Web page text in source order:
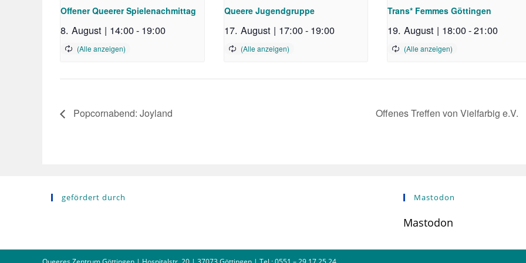
Offener Queerer Spielenachmittag
8. August | 14:00- 19:00
Queere Jugendgruppe
17. August | 17:00- 19:00
Trans* Femmes Göttingen
19. August | 18:00-21:00
Popcornabend: Joyland Offenes Treffen von Vielfarbig e.V.
gefördert durch Mastodon
Mastodon